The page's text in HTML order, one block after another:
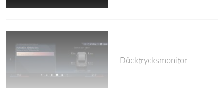
Däcktrycksmonitor